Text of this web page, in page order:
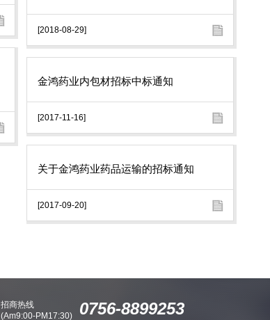
[2018-08-29]
金鸿药业内包材招标中标通知
[2017-11-16]
关于金鸿药业药品运输的招标通知
[2017-09-20]
招商热线
(Am9:00-PM17:30)
0756-8899253